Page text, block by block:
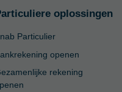
oplossingen
Particulier
openen
rekening